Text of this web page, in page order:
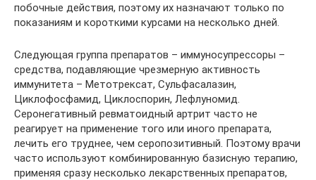
побочные действия, поэтому их назначают только по
показаниям и короткими курсами на несколько дней.
Следующая группа препаратов – иммуносупрессоры –
средства, подавляющие чрезмерную активность
иммунитета – Метотрексат, Сульфасалазин,
Циклофосфамид, Циклоспорин, Лефлуномид.
Серонегативный ревматоидный артрит часто не
реагирует на применение того или иного препарата,
лечить его труднее, чем серопозитивный. Поэтому врачи
часто используют комбинированную базисную терапию,
применяя сразу несколько лекарственных препаратов,